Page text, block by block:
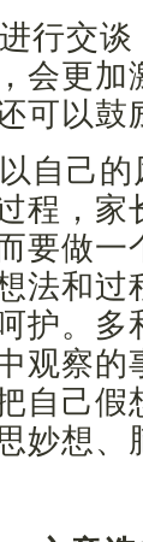
行交谈
会更加
可以鼓
自己
程，家
要做一
法和过
护。多
观察的
自己假
妙想、